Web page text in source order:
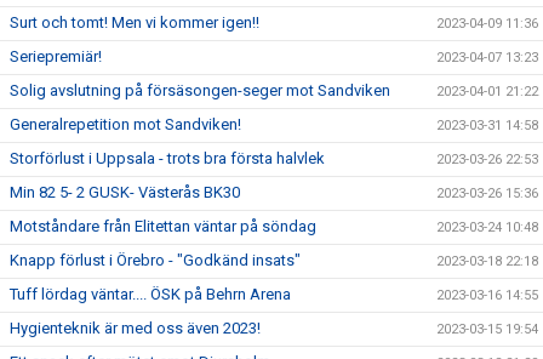
Surt och tomt! Men vi kommer igen!! 2023-04-09 11:36
Seriepremiär! 2023-04-07 13:23
Solig avslutning på försäsongen-seger mot Sandviken 2023-04-01 21:22
Generalrepetition mot Sandviken! 2023-03-31 14:58
Storförlust i Uppsala - trots bra första halvlek 2023-03-26 22:53
Min 82 5- 2 GUSK- Västerås BK30 2023-03-26 15:36
Motståndare från Elitettan väntar på söndag 2023-03-24 10:48
Knapp förlust i Örebro - "Godkänd insats" 2023-03-18 22:18
Tuff lördag väntar.... ÖSK på Behrn Arena 2023-03-16 14:55
Hygienteknik är med oss även 2023! 2023-03-15 19:54